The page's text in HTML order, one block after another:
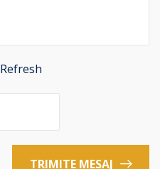
Refresh
TRIMITE MESAJ